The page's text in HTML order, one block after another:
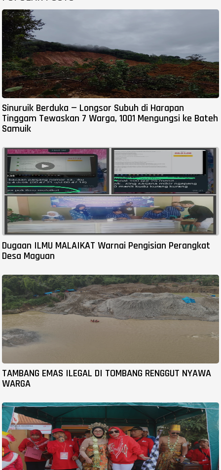
Sinuruik Berduka — Longsor Subuh di Harapan
Tinggam Tewaskan 7 Warga, 1001 Mengungsi ke Bateh
Samuik
Dugaan ILMU MALAIKAT Warnai Pengisian Perangkat
Desa Maguan
TAMBANG EMAS ILEGAL DI TOMBANG RENGGUT NYAWA
WARGA